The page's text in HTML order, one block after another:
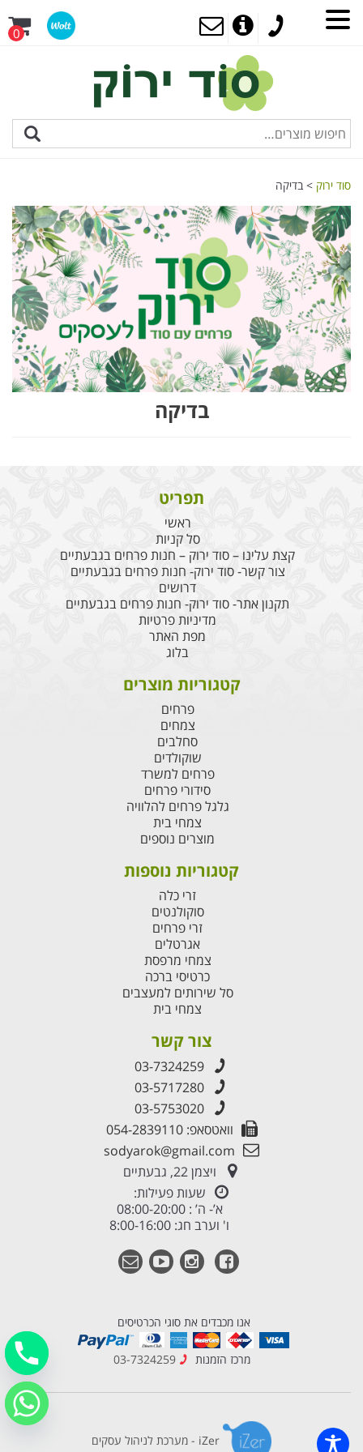
0
סוד ירוק >בדיקה
בדיקה
תפריט
ראשי
סל קניות
קצת עלינו – סוד ירוק – חנות פרחים בגבעתיים
צור קשר- סוד ירוק- חנות פרחים בגבעתיים
דרושים
תקנון אתר- סוד ירוק- חנות פרחים בגבעתיים
מדיניות פרטיות
מפת האתר
בלוג
קטגוריות מוצרים
פרחים
צמחים
סחלבים
שוקולדים
פרחים למשרד
סידורי פרחים
גלגל פרחים להלוויה
צמחי בית
מוצרים נוספים
קטגוריות נוספות
זרי כלה
סוקולנטים
זרי פרחים
אגרטלים
צמחי מרפסת
כרטיסי ברכה
סל שירותים למעצבים
צמחי בית
צור קשר
03-7324259
03-5717280
03-5753020
וואטסאפ: 054-2839110
sodyarok@gmail.com
ויצמן 22, גבעתיים
שעות פעילות:
א’- ה’ : 08:00-20:00
ו' וערב חג: 8:00-16:00
אנו מכבדים את סוגי הכרטיסים
מרכז הזמנות 03-7324259
iZer - מערכת לניהול עסקים